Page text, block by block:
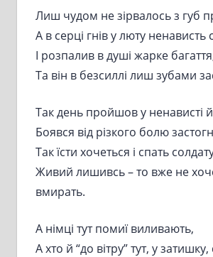
Лиш чудом не зірвалось з губ
А в серці гнів у люту ненависть
І розпалив в душі жарке
Та він в безсиллі лиш зубами
Так день пройшов у ненависті й
Боявся від різкого болю
Так їсти хочеться і спать
Живий лишивсь – то вже не
вмирать.
А німці тут помиї виливають,
А хто й “до вітру” тут, у затишку,